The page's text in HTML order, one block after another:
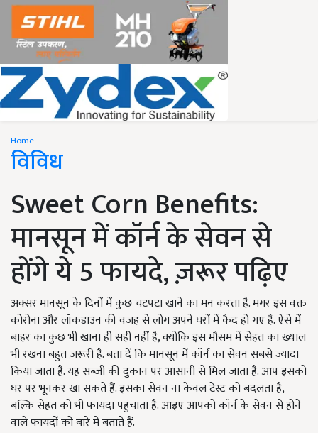
Home
विविध
Sweet Corn Benefits:
मानसून में कॉर्न के सेवन से
होंगे ये 5 फायदे, ज़रूर पढ़िए
अक्सर मानसून के दिनों में कुछ चटपटा खाने का मन करता है. मगर इस वक्त
कोरोना और लॉकडाउन की वजह से लोग अपने घरों में कैद हो गए हैं. ऐसे में
बाहर का कुछ भी खाना ही सही नहीं है, क्योंकि इस मौसम में सेहत का ख्याल
भी रखना बहुत ज़रूरी है. बता दें कि मानसून में कॉर्न का सेवन सबसे ज्यादा
किया जाता है. यह सब्जी की दुकान पर आसानी से मिल जाता है. आप इसको
घर पर भूनकर खा सकते हैं. इसका सेवन ना केवल टेस्ट को बदलता है,
बल्कि सेहत को भी फायदा पहुंचाता है. आइए आपको कॉर्न के सेवन से होने
वाले फायदों को बारे में बताते हैं.